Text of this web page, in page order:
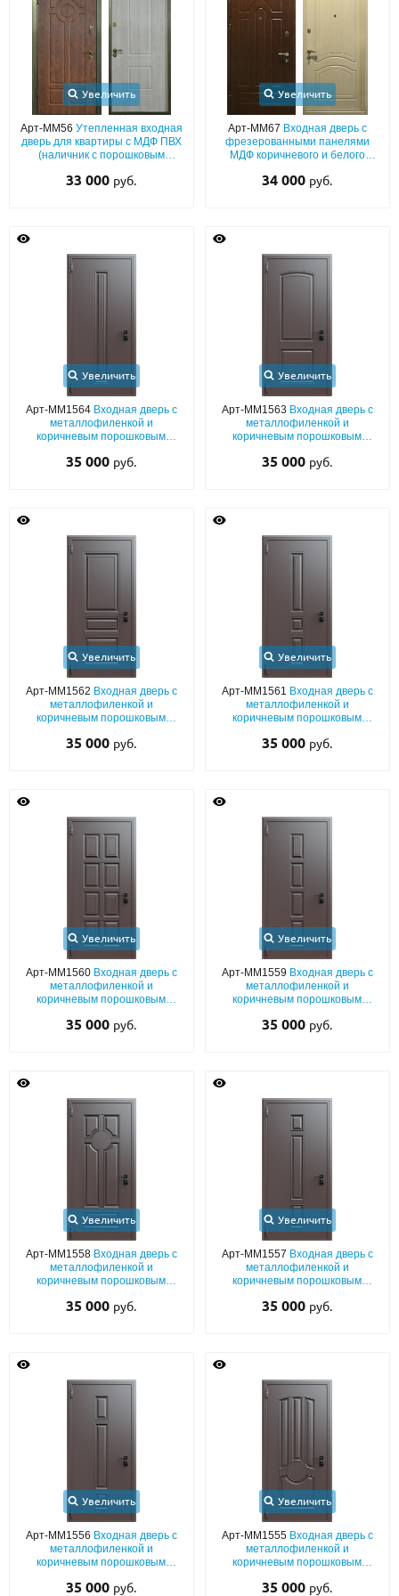
Увеличить
Арт-ММ56 Утепленная входная
дверь для квартиры с МДФ ПВХ
(наличник с порошковым
33 000 руб.
Увеличить
Арт-ММ67 Входная дверь с
фрезерованными панелями
МДФ коричневого и белого
34 000 руб.
Увеличить
Арт-ММ1564 Входная дверь с
металлофиленкой и
коричневым порошковым
35 000 руб.
Увеличить
Арт-ММ1563 Входная дверь с
металлофиленкой и
коричневым порошковым
35 000 руб.
Увеличить
Арт-ММ1562 Входная дверь с
металлофиленкой и
коричневым порошковым
35 000 руб.
Увеличить
Арт-ММ1561 Входная дверь с
металлофиленкой и
коричневым порошковым
35 000 руб.
Увеличить
Арт-ММ1560 Входная дверь с
металлофиленкой и
коричневым порошковым
35 000 руб.
Увеличить
Арт-ММ1559 Входная дверь с
металлофиленкой и
коричневым порошковым
35 000 руб.
Увеличить
Арт-ММ1558 Входная дверь с
металлофиленкой и
коричневым порошковым
35 000 руб.
Увеличить
Арт-ММ1557 Входная дверь с
металлофиленкой и
коричневым порошковым
35 000 руб.
Увеличить
Арт-ММ1556 Входная дверь с
металлофиленкой и
коричневым порошковым
35 000 руб.
Увеличить
Арт-ММ1555 Входная дверь с
металлофиленкой и
коричневым порошковым
35 000 руб.